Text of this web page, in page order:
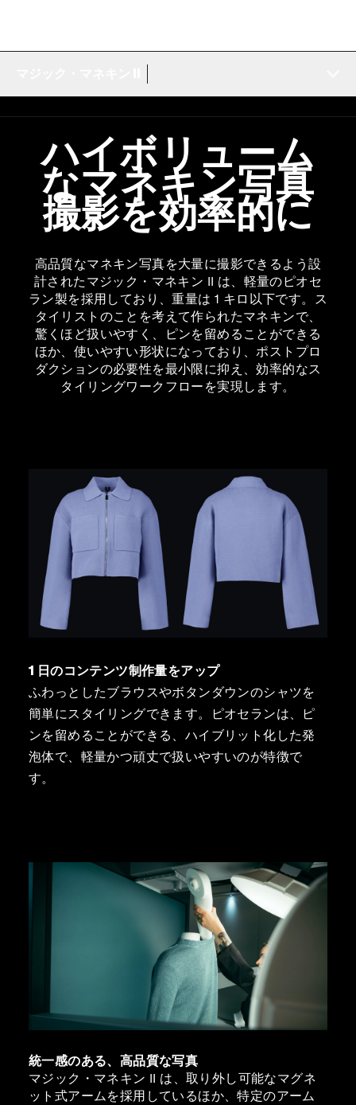
ハイボリューム
なマネキン写真
撮影を効率的に
高品質なマネキン写真を大量に撮影できるよう設
計されたマジック・マネキン II は、軽量のピオセ
ラン製を採用しており、重量は 1 キロ以下です。ス
タイリストのことを考えて作られたマネキンで、
驚くほど扱いやすく、ピンを留めることができる
ほか、使いやすい形状になっており、ポストプロ
ダクションの必要性を最小限に抑え、効率的なス
タイリングワークフローを実現します。
1 日のコンテンツ制作量をアップ
ふわっとしたブラウスやボタンダウンのシャツを
簡単にスタイリングできます。ピオセランは、ピ
ンを留めることができる、ハイブリット化した発
泡体で、軽量かつ頑丈で扱いやすいのが特徴で
す。
統一感のある、高品質な写真
マジック・マネキン II は、取り外し可能なマグネ
ット式アームを採用しているほか、特定のアーム